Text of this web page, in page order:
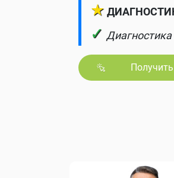
★
✓